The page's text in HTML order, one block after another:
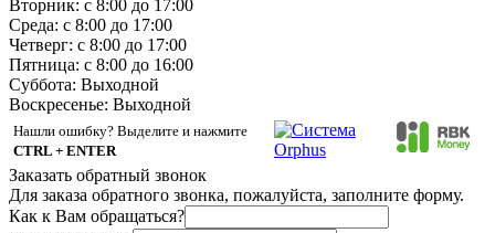
Вторник: с 8:00 до 17:00
Среда: с 8:00 до 17:00
Четверг: с 8:00 до 17:00
Пятница: с 8:00 до 16:00
Суббота: Выходной
Воскресенье: Выходной
Нашли ошибку? Выделите и нажмите
CTRL + ENTER
Заказать обратный звонок
Для заказа обратного звонка, пожалуйста, заполните форму.
Как к Вам обращаться?